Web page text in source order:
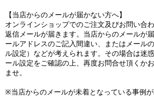
【当店からのメールが届かない方へ】
オンラインショップでのご注文及びお問い合
返信メールが届きます。当店からのメールが
ールアドレスのご記入間違い、またはメール
ル設定）などが考えられます。その場合は迷
ール設定をご確認の上、再度お問合せ頂くか
ませ。
※当店からのメールが未着となっている事例